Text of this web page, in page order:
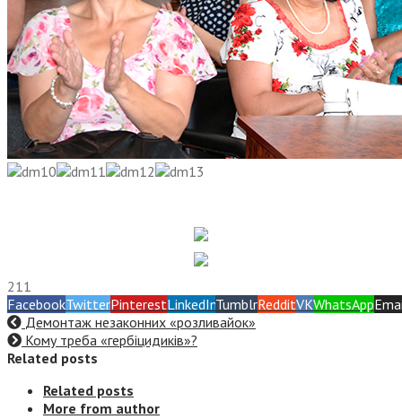
211
FacebookTwitterPinterestLinkedInTumblrRedditVKWhatsApp
Демонтаж незаконних «розливайок»
Кому треба «гербіцидиків»?
Related posts
Related posts
More from author